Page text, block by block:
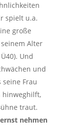
spielt u.a.
große
Alter
Und
und
Frau
hinweghilft,
traut.
nehmen